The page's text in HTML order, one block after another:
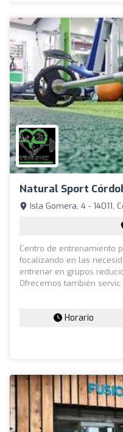
Natural Sport
Isla Gomera, 4 - 14011,
Centro de entrenamiento
focalizando en las
entrenar en grupos
Ofrecemos también
Horario